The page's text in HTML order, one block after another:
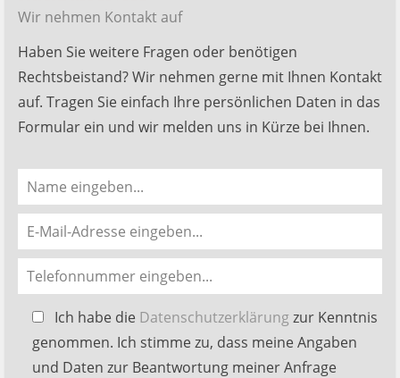
Wir nehmen Kontakt auf
Haben Sie weitere Fragen oder benötigen
Rechtsbeistand? Wir nehmen gerne mit Ihnen Kontakt
auf. Tragen Sie einfach Ihre persönlichen Daten in das
Formular ein und wir melden uns in Kürze bei Ihnen.
Bitte
lasse
dieses
Ich habe die Datenschutzerklärungzur Kenntnis
genommen. Ich stimme zu, dass meine Angaben
und Daten zur Beantwortung meiner Anfrage